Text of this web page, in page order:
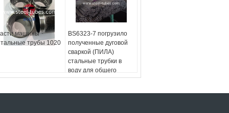
машины
трубы 1020
BS6323-7 погрузило
полученные дуговой
сваркой (ПИЛА)
стальные трубки в
воду для общего
машиностроения